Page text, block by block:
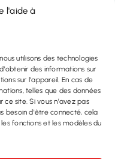
l'aide à
utilisons des technologies
des informations sur
sur l'appareil. En cas de
telles que des données
ce site. Si vous n'avez pas
besoin d'être connecté, cela
fonctions et les modèles du
vous